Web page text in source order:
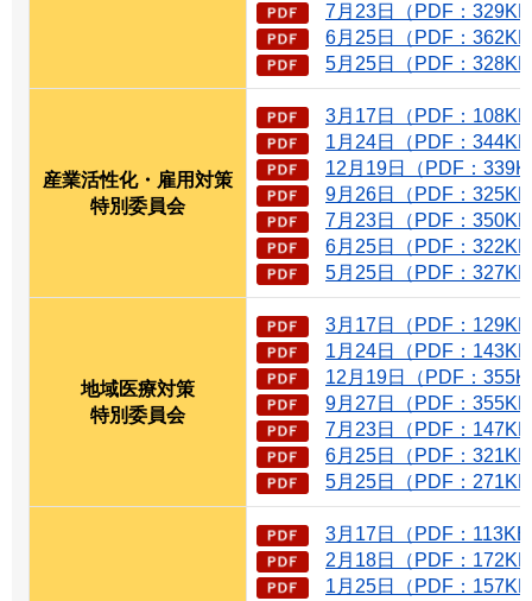
7月23日（PDF：
6月25日（PDF：
5月25日（PDF：
産業活性化・雇用対策
特別委員会
3月17日（PDF：
1月24日（PDF：
12月19日（PDF：
9月26日（PDF：
7月23日（PDF：
6月25日（PDF：
5月25日（PDF：
地域医療対策
特別委員会
3月17日（PDF：
1月24日（PDF：
12月19日（PDF：
9月27日（PDF：
7月23日（PDF：
6月25日（PDF：
5月25日（PDF：
3月17日（PDF：
2月18日（PDF：
1月25日（PDF：